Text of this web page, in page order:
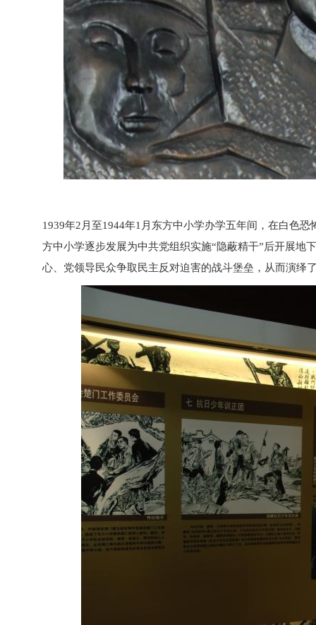
1939年2月至1944年1月东方中小学办学五年间，在白色
方中小学逐步发展为中共党组织实施“隐蔽精干”后开展地
心、党领导民众争取民主反对迫害的战斗堡垒，从而演绎